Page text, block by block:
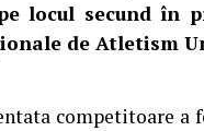
locul secund în
de Atletism
competitoare a